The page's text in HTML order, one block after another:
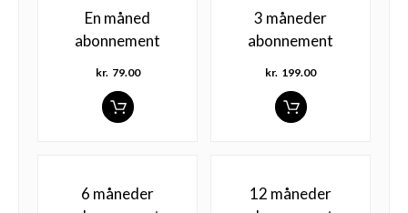
En måned
abonnement
kr. 79.00
3 måneder
abonnement
kr. 199.00
6 måneder
12 måneder